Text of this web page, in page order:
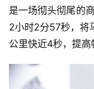
是一场彻头彻尾的
2小时2分57秒，将
公里快近4秒，提高